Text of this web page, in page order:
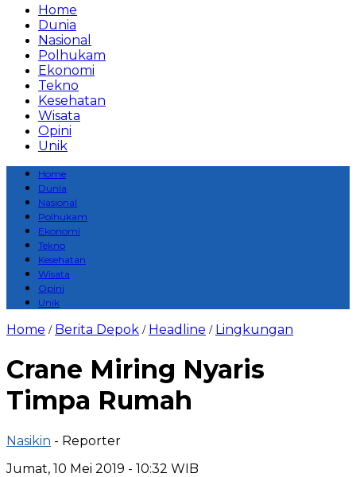
Home
Dunia
Nasional
Polhukam
Ekonomi
Tekno
Kesehatan
Wisata
Opini
Unik
Home
Dunia
Nasional
Polhukam
Ekonomi
Tekno
Kesehatan
Wisata
Opini
Unik
Home / Berita Depok / Headline / Lingkungan
Crane Miring Nyaris
Timpa Rumah
Nasikin - Reporter
Jumat, 10 Mei 2019 - 10:32 WIB